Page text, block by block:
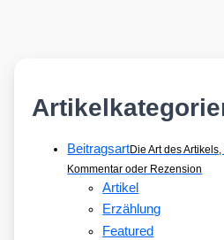
BeitragsartDie Art des
Kommentar oder Rezension
Artikel
Erzählung
Featured